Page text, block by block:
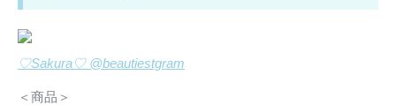
♡Sakura♡ @beautiestgram
＜商品＞